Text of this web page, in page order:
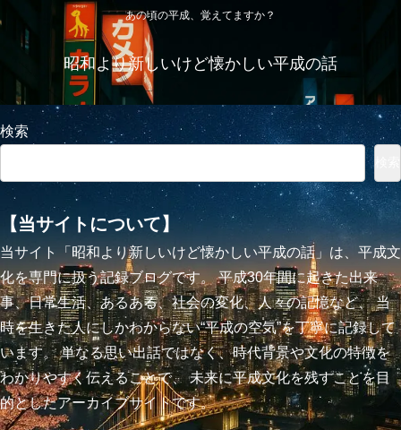
あの頃の平成、覚えてますか？
昭和より新しいけど懐かしい平成の話
検索
【当サイトについて】
当サイト「昭和より新しいけど懐かしい平成の話」は、平成文
化を専門に扱う記録ブログです。 平成30年間に起きた出来
事、日常生活、あるある、社会の変化、人々の記憶など、 当
時を生きた人にしかわからない“平成の空気”を丁寧に記録して
います。 単なる思い出話ではなく、時代背景や文化の特徴を
わかりやすく伝えることで、 未来に平成文化を残すことを目
的としたアーカイブサイトです。